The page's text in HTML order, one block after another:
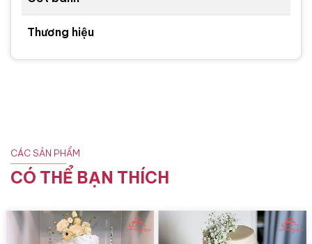
Thương hiệu
CÁC SẢN PHẨM
CÓ THỂ BẠN THÍCH